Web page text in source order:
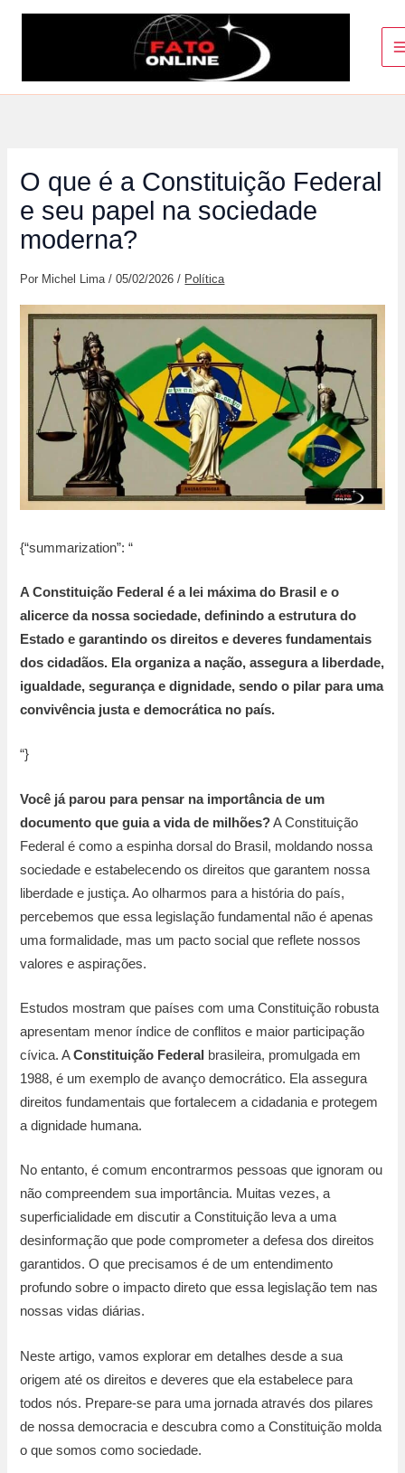
conteúdo
O que é a Constituição Federal
e seu papel na sociedade
moderna?
Por Michel Lima/05/02/2026/ Política
{“summarization”: “
A Constituição Federal é a lei máxima do Brasil e o
alicerce da nossa sociedade, definindo a estrutura do
Estado e garantindo os direitos e deveres fundamentais
dos cidadãos. Ela organiza a nação, assegura a liberdade,
igualdade, segurança e dignidade, sendo o pilar para uma
convivência justa e democrática no país.
“}
Você já parou para pensar na importância de um
documento que guia a vida de milhões?A Constituição
Federal é como a espinha dorsal do Brasil, moldando nossa
sociedade e estabelecendo os direitos que garantem nossa
liberdade e justiça. Ao olharmos para a história do país,
percebemos que essa legislação fundamental não é apenas
uma formalidade, mas um pacto social que reflete nossos
valores e aspirações.
Estudos mostram que países com uma Constituição robusta
apresentam menor índice de conflitos e maior participação
cívica. AConstituição Federal brasileira, promulgada em
1988, é um exemplo de avanço democrático. Ela assegura
direitos fundamentais que fortalecem a cidadania e protegem
a dignidade humana.
No entanto, é comum encontrarmos pessoas que ignoram ou
não compreendem sua importância. Muitas vezes, a
superficialidade em discutir a Constituição leva a uma
desinformação que pode comprometer a defesa dos direitos
garantidos. O que precisamos é de um entendimento
profundo sobre o impacto direto que essa legislação tem nas
nossas vidas diárias.
Neste artigo, vamos explorar em detalhes desde a sua
origem até os direitos e deveres que ela estabelece para
todos nós. Prepare-se para uma jornada através dos pilares
de nossa democracia e descubra como a Constituição molda
o que somos como sociedade.